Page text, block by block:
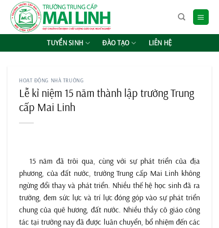
Chuyển
đến
TUYỂN SINH ĐÀO TẠO LIÊN HỆ
HOẠT ĐỘNG NHÀ TRƯỜNG
Lễ kỉ niệm 15 năm thành lập trường Trung
cấp Mai Linh
15 năm đã trôi qua, cùng với sự phát triển của địa
phương, của đất nước, trường Trung cấp Mai Linh không
ngừng đổi thay và phát triển. Nhiều thế hệ học sinh đã ra
trường, đem sức lực và trí lực đóng góp vào sự phát triển
chung của quê hương, đất nước. Nhiều thầy cô giáo công
tác tại trường nay đã được luân chuyển, bổ nhiệm đến các